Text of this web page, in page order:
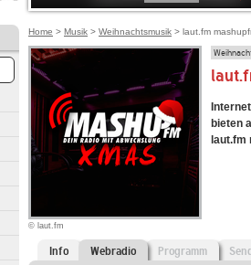
ANTENNE
Home > Musik > Weihnachtsmusik > laut.fm
© laut.fm
bieten
laut.fm
Info Webradio Programm